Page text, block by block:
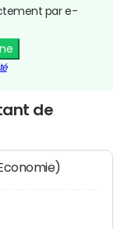
par e-
de